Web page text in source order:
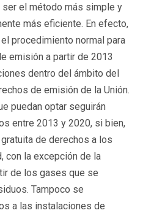
el método más simple y
más eficiente. En efecto,
procedimiento normal para
emisión a partir de 2013
dentro del ámbito del
de emisión de la Unión.
puedan optar seguirán
entre 2013 y 2020, si bien,
de derechos a los
con la excepción de la
de los gases que se
Tampoco se
a las instalaciones de